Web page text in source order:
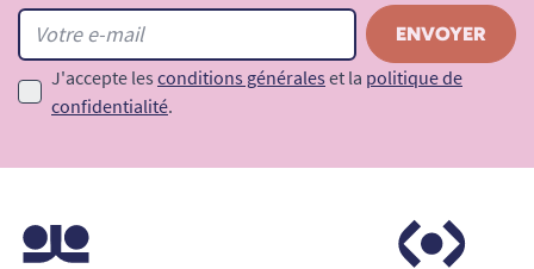
J'accepte les conditions générales et la politique de
confidentialité.